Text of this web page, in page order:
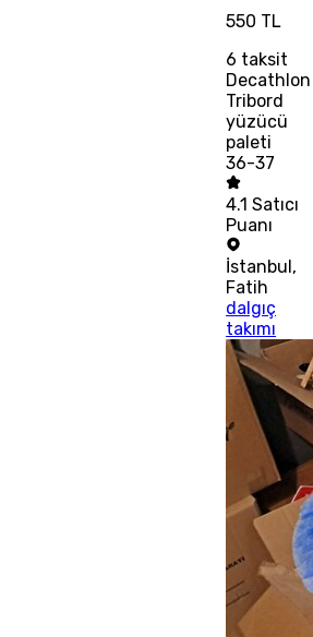
550 TL
6 taksit
Decathlon
Tribord
yüzücü
paleti
36-37
4.1 Satıcı
Puanı
İstanbul,
Fatih
dalgıç
takımı